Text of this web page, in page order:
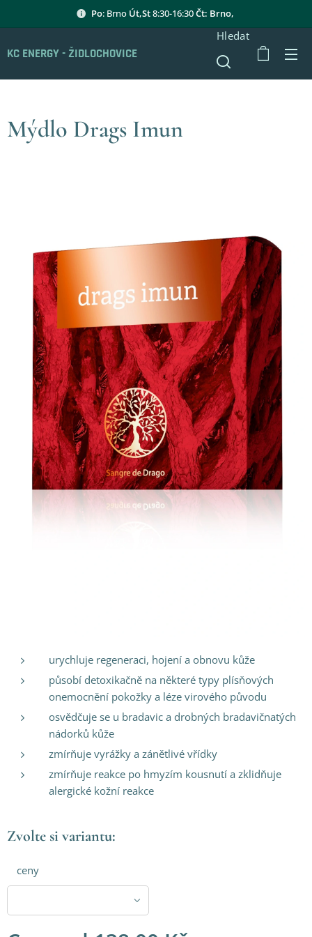
Po: Brno Út,St8:30-16:30Čt: Brno,
KC ENERGY - ŽIDLOCHOVICE
Hledat
Mýdlo Drags Imun
urychluje regeneraci, hojení a obnovu kůže
působí detoxikačně na některé typy plísňových
onemocnění pokožky a léze virového původu
osvědčuje se u bradavic a drobných bradavičnatých
nádorků kůže
zmírňuje vyrážky a zánětlivé vřídky
zmírňuje reakce po hmyzím kousnutí a zklidňuje
alergické kožní reakce
Zvolte si variantu:
ceny